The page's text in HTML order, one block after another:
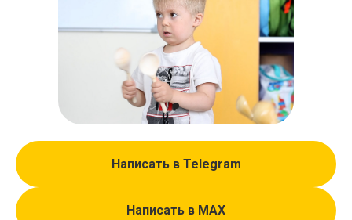
Написать в Telegram
Написать в МАХ